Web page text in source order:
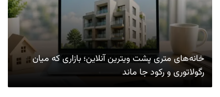
خانه‌های متری پشت ویترین آنلاین؛ بازاری که میان
رگولاتوری و رکود جا ماند